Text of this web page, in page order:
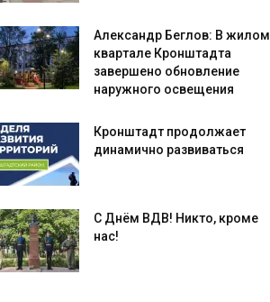
Александр Беглов: В жилом
квартале Кронштадта
завершено обновление
наружного освещения
Кронштадт продолжает
динамично развиваться
С Днём ВДВ! Никто, кроме
нас!